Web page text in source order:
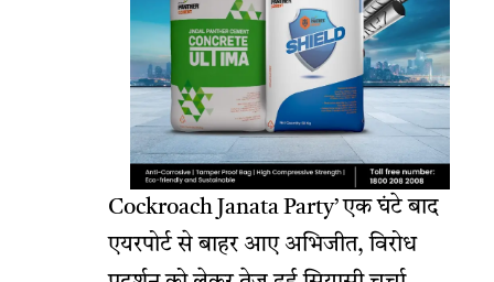
Cockroach Janata Party’ एक घंटे बाद
एयरपोर्ट से बाहर आए अभिजीत, विरोध